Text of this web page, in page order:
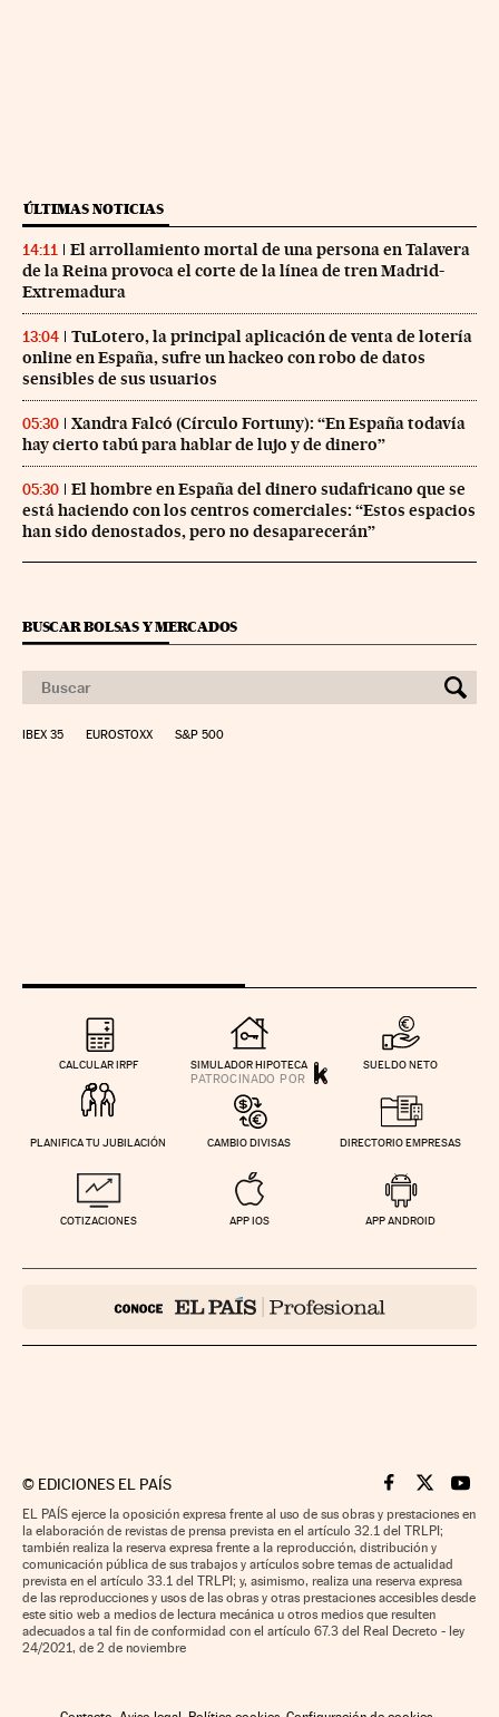
ÚLTIMAS NOTICIAS
14:11
El arrollamiento mortal de una persona en Talavera
de la Reina provoca el corte de la línea de tren Madrid-
Extremadura
13:04
TuLotero, la principal aplicación de venta de lotería
online en España, sufre un hackeo con robo de datos
sensibles de sus usuarios
05:30
Xandra Falcó (Círculo Fortuny): “En España todavía
hay cierto tabú para hablar de lujo y de dinero”
05:30
El hombre en España del dinero sudafricano que se
está haciendo con los centros comerciales: “Estos espacios
han sido denostados, pero no desaparecerán”
BUSCAR BOLSAS Y MERCADOS
IBEX 35 EUROSTOXX S&P 500
CALCULAR IRPF SIMULADOR HIPOTECA SUELDO NETO
PLANIFICA TU JUBILACIÓN CAMBIO DIVISAS DIRECTORIO EMPRESAS
COTIZACIONES APP IOS APP ANDROID
© EDICIONES EL PAÍS Cinco Días en
Cinco Días
Cinco
EL PAÍS ejerce la oposición expresa frente al uso de sus obras y prestaciones en
la elaboración de revistas de prensa prevista en el artículo 32.1 del TRLPI;
también realiza la reserva expresa frente a la reproducción, distribución y
comunicación pública de sus trabajos y artículos sobre temas de actualidad
prevista en el artículo 33.1 del TRLPI; y, asimismo, realiza una reserva expresa
de las reproducciones y usos de las obras y otras prestaciones accesibles desde
este sitio web a medios de lectura mecánica u otros medios que resulten
adecuados a tal fin de conformidad con el artículo 67.3 del Real Decreto - ley
24/2021, de 2 de noviembre